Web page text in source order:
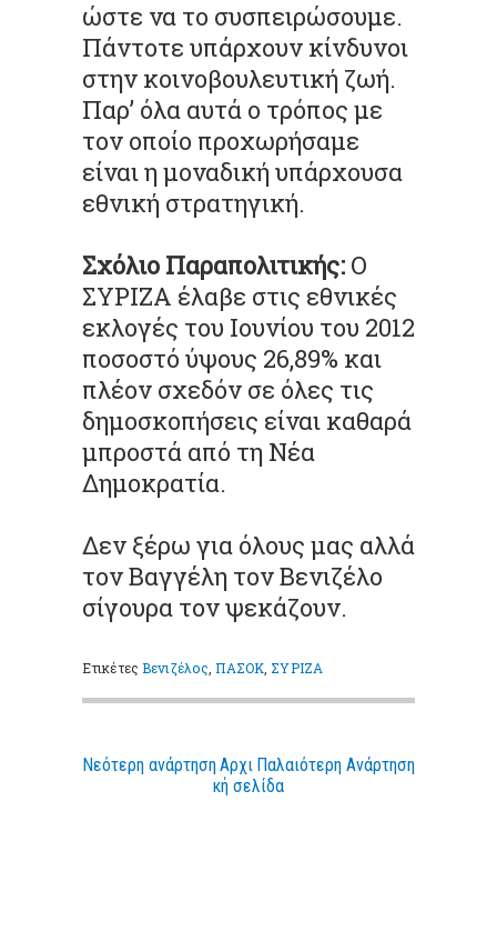
ώστε να το συσπειρώσουμε.
Πάντοτε υπάρχουν κίνδυνοι
στην κοινοβουλευτική ζωή.
Παρ’ όλα αυτά ο τρόπος με
τον οποίο προχωρήσαμε
είναι η μοναδική υπάρχουσα
εθνική στρατηγική.
Σχόλιο Παραπολιτικής: Ο
ΣΥΡΙΖΑ έλαβε στις εθνικές
εκλογές του Ιουνίου του 2012
ποσοστό ύψους 26,89% και
πλέον σχεδόν σε όλες τις
δημοσκοπήσεις είναι καθαρά
μπροστά από τη Νέα
Δημοκρατία.
Δεν ξέρω για όλους μας αλλά
τον Βαγγέλη τον Βενιζέλο
σίγουρα τον ψεκάζουν.
ΕτικέτεςΒενιζέλος,ΠΑΣΟΚ, ΣΥΡΙΖΑ
Νεότερη ανάρτηση Παλαιότερη Ανάρτηση
Αρχι
κή σελίδα